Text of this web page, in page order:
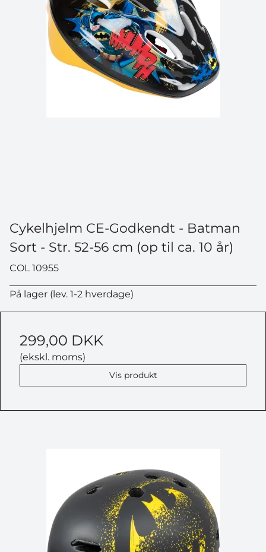
Cykelhjelm CE-Godkendt - Batman
Sort - Str. 52-56 cm (op til ca. 10 år)
COL 10955
På lager (lev. 1-2 hverdage)
299,00 DKK
(ekskl. moms)
Vis produkt